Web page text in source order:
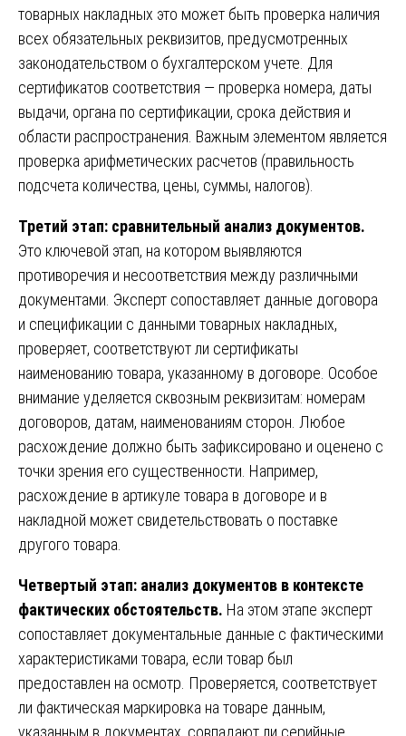
товарных накладных это может быть проверка наличия
всех обязательных реквизитов, предусмотренных
законодательством о бухгалтерском учете. Для
сертификатов соответствия — проверка номера, даты
выдачи, органа по сертификации, срока действия и
области распространения. Важным элементом является
проверка арифметических расчетов (правильность
подсчета количества, цены, суммы, налогов).
Третий этап: сравнительный анализ документов.
Это ключевой этап, на котором выявляются
противоречия и несоответствия между различными
документами. Эксперт сопоставляет данные договора
и спецификации с данными товарных накладных,
проверяет, соответствуют ли сертификаты
наименованию товара, указанному в договоре. Особое
внимание уделяется сквозным реквизитам: номерам
договоров, датам, наименованиям сторон. Любое
расхождение должно быть зафиксировано и оценено с
точки зрения его существенности. Например,
расхождение в артикуле товара в договоре и в
накладной может свидетельствовать о поставке
другого товара.
Четвертый этап: анализ документов в контексте
фактических обстоятельств. На этом этапе эксперт
сопоставляет документальные данные с фактическими
характеристиками товара, если товар был
предоставлен на осмотр. Проверяется, соответствует
ли фактическая маркировка на товаре данным,
указанным в документах, совпадают ли серийные